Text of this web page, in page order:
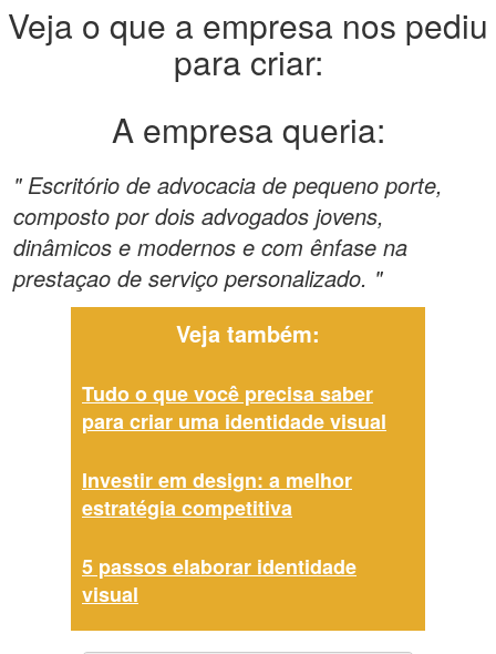
Veja o que a empresa nos pediu
para criar:
A empresa queria:
" Escritório de advocacia de pequeno porte,
composto por dois advogados jovens,
dinâmicos e modernos e com ênfase na
prestaçao de serviço personalizado. "
Veja também:
Tudo o que você precisa saber
para criar uma identidade visual
Investir em design: a melhor
estratégia competitiva
5 passos elaborar identidade
visual